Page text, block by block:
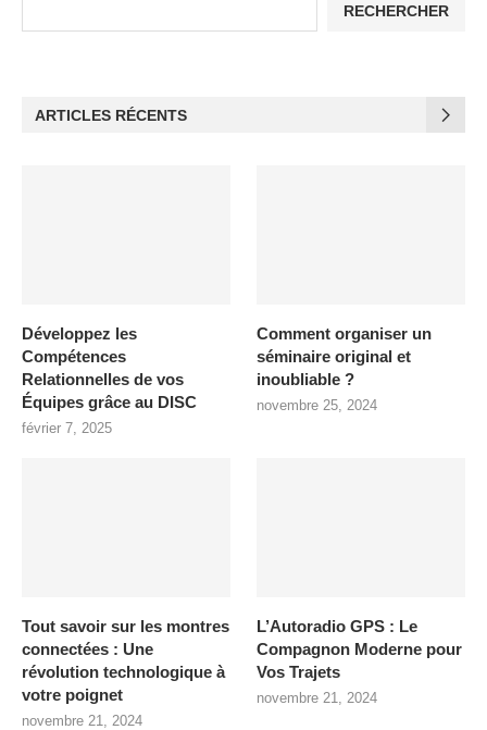
RECHERCHER
ARTICLES RÉCENTS
Développez les
Compétences
Relationnelles de vos
Équipes grâce au DISC
février 7, 2025
Comment organiser un
séminaire original et
inoubliable ?
novembre 25, 2024
Tout savoir sur les montres
connectées : Une
révolution technologique à
votre poignet
novembre 21, 2024
L’Autoradio GPS : Le
Compagnon Moderne pour
Vos Trajets
novembre 21, 2024